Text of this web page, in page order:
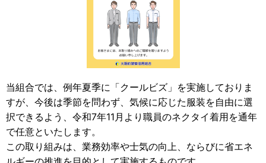
当組合では、例年夏季に「クールビズ」を実施しておりま
すが、今後は季節を問わず、気候に応じた服装を自由に選
択できるよう、令和7年11月より職員のネクタイ着用を通年
で任意といたします。
この取り組みは、業務効率や士気の向上、ならびに省エネ